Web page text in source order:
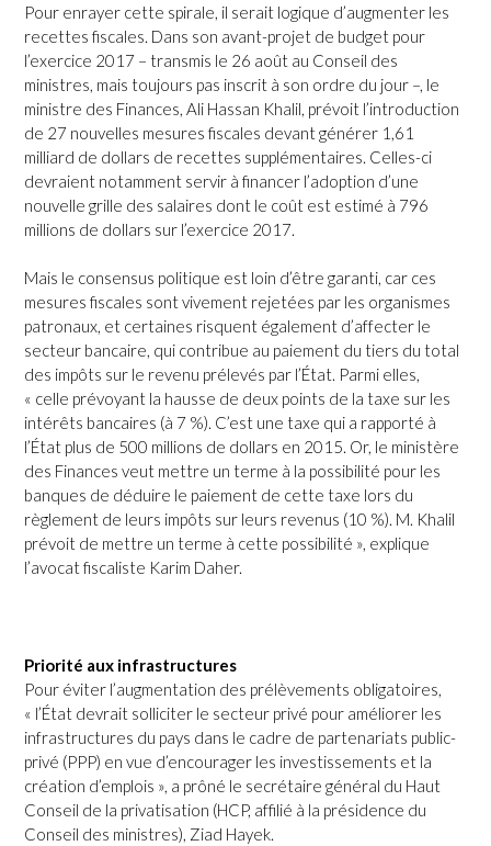
Pour enrayer cette spirale, il serait logique d’augmenter les
recettes fiscales. Dans son avant-projet de budget pour
l’exercice 2017 – transmis le 26 août au Conseil des
ministres, mais toujours pas inscrit à son ordre du jour –, le
ministre des Finances, Ali Hassan Khalil, prévoit l’introduction
de 27 nouvelles mesures fiscales devant générer 1,61
milliard de dollars de recettes supplémentaires. Celles-ci
devraient notamment servir à financer l’adoption d’une
nouvelle grille des salaires dont le coût est estimé à 796
millions de dollars sur l’exercice 2017.
Mais le consensus politique est loin d’être garanti, car ces
mesures fiscales sont vivement rejetées par les organismes
patronaux, et certaines risquent également d’affecter le
secteur bancaire, qui contribue au paiement du tiers du total
des impôts sur le revenu prélevés par l’État. Parmi elles,
« celle prévoyant la hausse de deux points de la taxe sur les
intérêts bancaires (à 7 %). C’est une taxe qui a rapporté à
l’État plus de 500 millions de dollars en 2015. Or, le ministère
des Finances veut mettre un terme à la possibilité pour les
banques de déduire le paiement de cette taxe lors du
règlement de leurs impôts sur leurs revenus (10 %). M. Khalil
prévoit de mettre un terme à cette possibilité », explique
l’avocat fiscaliste Karim Daher.
Priorité aux infrastructures
Pour éviter l’augmentation des prélèvements obligatoires,
« l’État devrait solliciter le secteur privé pour améliorer les
infrastructures du pays dans le cadre de partenariats public-
privé (PPP) en vue d’encourager les investissements et la
création d’emplois », a prôné le secrétaire général du Haut
Conseil de la privatisation (HCP, affilié à la présidence du
Conseil des ministres), Ziad Hayek.